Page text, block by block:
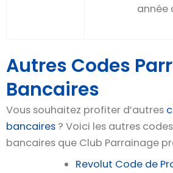
année
Autres Codes
Bancaires
Vous souhaitez profiter d’autres
bancaires ? Voici les autres
bancaires que Club Parrainage
Revolut Code de